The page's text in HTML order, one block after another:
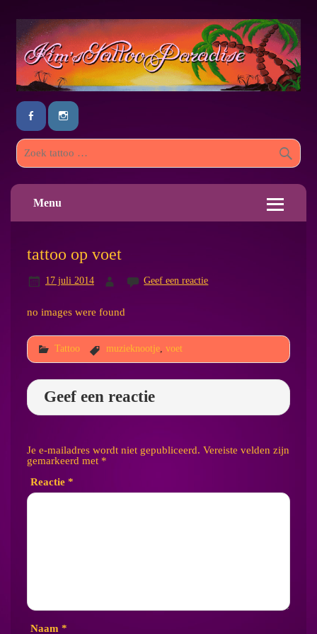
Menu
tattoo op voet
17 juli 2014 Geef een reactie
no images were found
Tattoo muzieknootje, voet
Geef een reactie
Je e-mailadres wordt niet gepubliceerd. Vereiste velden zijn
gemarkeerd met *
Reactie *
Naam *